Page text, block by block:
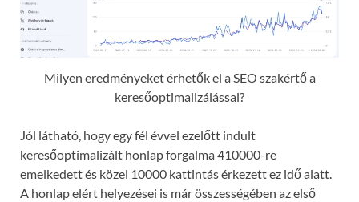
Milyen eredményeket érhetők el a SEO szakértő a
keresőoptimalizálással?
Jól látható, hogy egy fél évvel ezelőtt indult
keresőoptimalizált honlap forgalma 410000-re
emelkedett és közel 10000 kattintás érkezett ez idő alatt.
A honlap elért helyezései is már összességében az első